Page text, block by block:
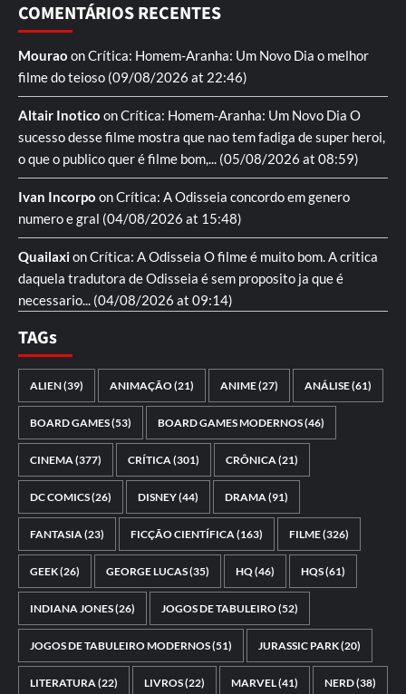
COMENTÁRIOS RECENTES
Mourao onCrítica: Homem-Aranha: Um Novo Dia o melhor
filme do teioso (09/08/2026 at 22:46)
Altair Inotico onCrítica: Homem-Aranha: Um Novo Dia O
sucesso desse filme mostra que nao tem fadiga de super heroi,
o que o publico quer é filme bom,... (05/08/2026 at 08:59)
Ivan Incorpo onCrítica: A Odisseia concordo em genero
numero e gral (04/08/2026 at 15:48)
QuailaxionCrítica: A Odisseia O filme é muito bom. A critica
daquela tradutora de Odisseia é sem proposito ja que é
necessario... (04/08/2026 at 09:14)
TAGs
ALIEN(39) ANIMAÇÃO(21) ANIME(27) ANÁLISE(61)
BOARD GAMES(53) BOARD GAMES MODERNOS(46)
CINEMA(377) CRÍTICA(301) CRÔNICA(21)
DC COMICS(26) DISNEY(44) DRAMA(91)
FANTASIA(23) FICÇÃO CIENTÍFICA(163) FILME(326)
GEEK(26) GEORGE LUCAS(35) HQ(46) HQS(61)
INDIANA JONES(26) JOGOS DE TABULEIRO(52)
JOGOS DE TABULEIRO MODERNOS(51) JURASSIC PARK(20)
LITERATURA(22) LIVROS(22) MARVEL(41) NERD(38)